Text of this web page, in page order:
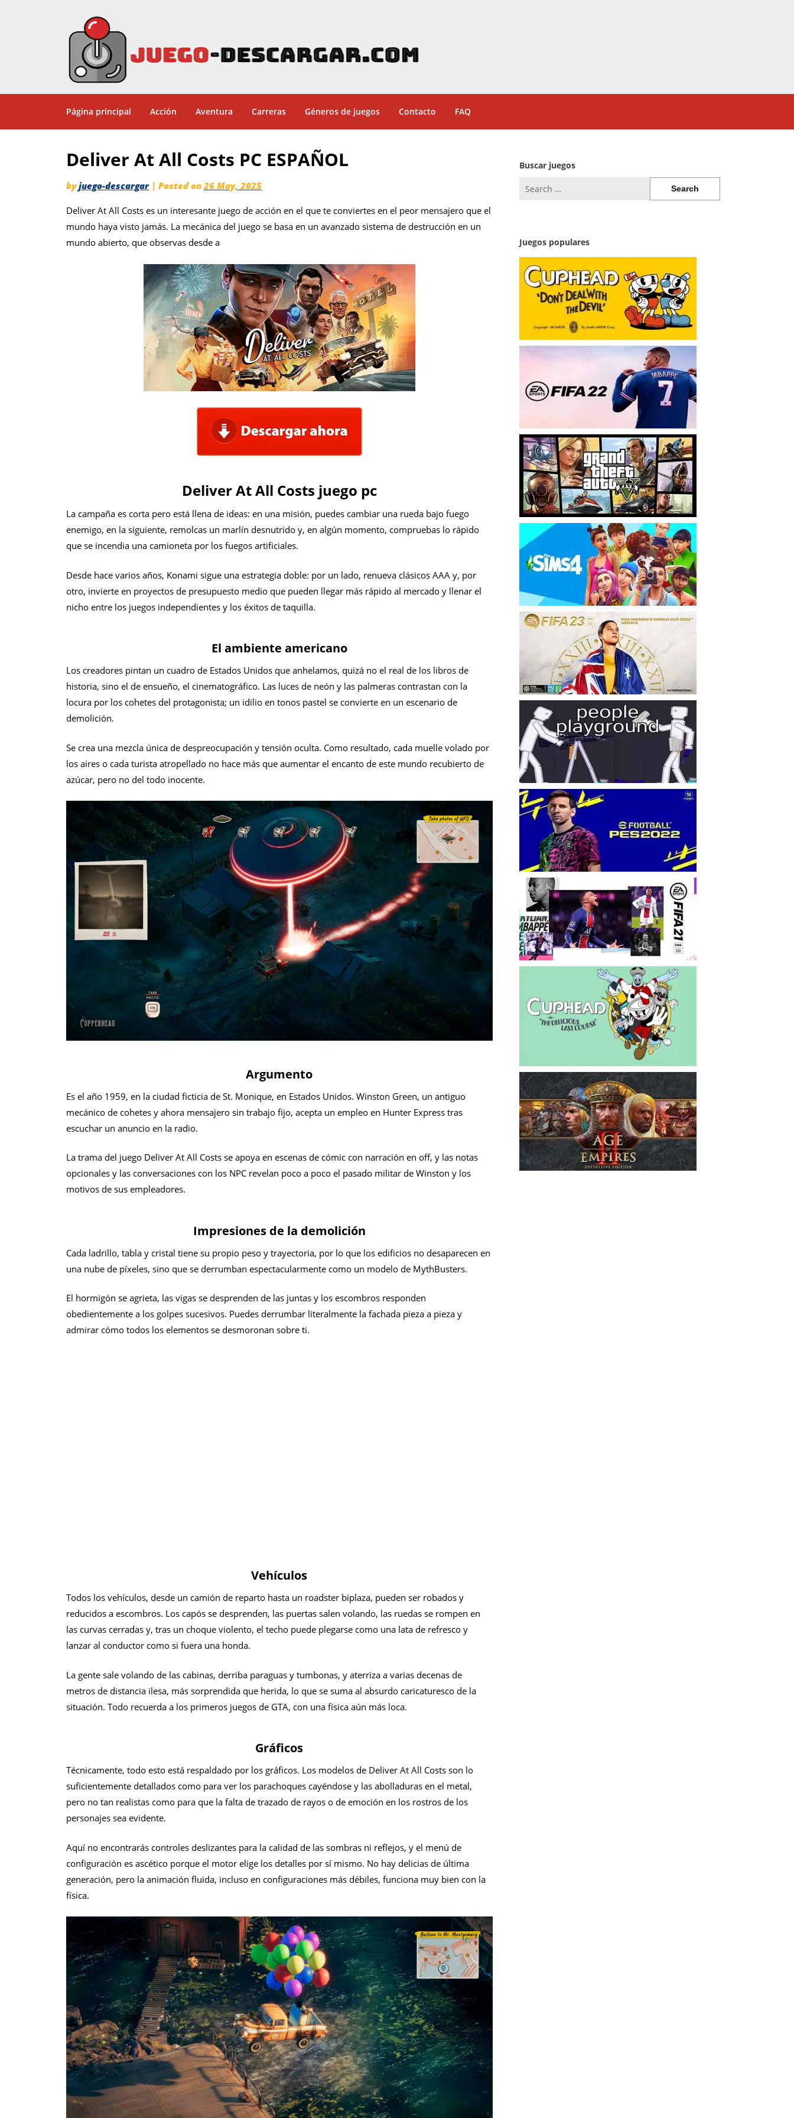
Página principal Acción Aventura Carreras Géneros de juegos Contacto FAQ
Deliver At All Costs PC ESPAÑOL
byjuego-descargar | Posted on26 May, 2025
Deliver At All Costs es un interesante juego de acción en el que te conviertes en el peor mensajero que el
mundo haya visto jamás. La mecánica del juego se basa en un avanzado sistema de destrucción en un
mundo abierto, que observas desde a
Deliver At All Costs juego pc
La campaña es corta pero está llena de ideas: en una misión, puedes cambiar una rueda bajo fuego
enemigo, en la siguiente, remolcas un marlín desnutrido y, en algún momento, compruebas lo rápido
que se incendia una camioneta por los fuegos artificiales.
Desde hace varios años, Konami sigue una estrategia doble: por un lado, renueva clásicos AAA y, por
otro, invierte en proyectos de presupuesto medio que pueden llegar más rápido al mercado y llenar el
nicho entre los juegos independientes y los éxitos de taquilla.
El ambiente americano
Los creadores pintan un cuadro de Estados Unidos que anhelamos, quizá no el real de los libros de
historia, sino el de ensueño, el cinematográfico. Las luces de neón y las palmeras contrastan con la
locura por los cohetes del protagonista; un idilio en tonos pastel se convierte en un escenario de
demolición.
Se crea una mezcla única de despreocupación y tensión oculta. Como resultado, cada muelle volado por
los aires o cada turista atropellado no hace más que aumentar el encanto de este mundo recubierto de
azúcar, pero no del todo inocente.
Argumento
Es el año 1959, en la ciudad ficticia de St. Monique, en Estados Unidos. Winston Green, un antiguo
mecánico de cohetes y ahora mensajero sin trabajo fijo, acepta un empleo en Hunter Express tras
escuchar un anuncio en la radio.
La trama del juego Deliver At All Costs se apoya en escenas de cómic con narración en off, y las notas
opcionales y las conversaciones con los NPC revelan poco a poco el pasado militar de Winston y los
motivos de sus empleadores.
Impresiones de la demolición
Cada ladrillo, tabla y cristal tiene su propio peso y trayectoria, por lo que los edificios no desaparecen en
una nube de píxeles, sino que se derrumban espectacularmente como un modelo de MythBusters.
El hormigón se agrieta, las vigas se desprenden de las juntas y los escombros responden
obedientemente a los golpes sucesivos. Puedes derrumbar literalmente la fachada pieza a pieza y
admirar cómo todos los elementos se desmoronan sobre ti.
Vehículos
Todos los vehículos, desde un camión de reparto hasta un roadster biplaza, pueden ser robados y
reducidos a escombros. Los capós se desprenden, las puertas salen volando, las ruedas se rompen en
las curvas cerradas y, tras un choque violento, el techo puede plegarse como una lata de refresco y
lanzar al conductor como si fuera una honda.
La gente sale volando de las cabinas, derriba paraguas y tumbonas, y aterriza a varias decenas de
metros de distancia ilesa, más sorprendida que herida, lo que se suma al absurdo caricaturesco de la
situación. Todo recuerda a los primeros juegos de GTA, con una física aún más loca.
Gráficos
Técnicamente, todo esto está respaldado por los gráficos. Los modelos de Deliver At All Costs son lo
suficientemente detallados como para ver los parachoques cayéndose y las abolladuras en el metal,
pero no tan realistas como para que la falta de trazado de rayos o de emoción en los rostros de los
personajes sea evidente.
Aquí no encontrarás controles deslizantes para la calidad de las sombras ni reflejos, y el menú de
configuración es ascético porque el motor elige los detalles por sí mismo. No hay delicias de última
generación, pero la animación fluida, incluso en configuraciones más débiles, funciona muy bien con la
física.
Buscar juegos
for:
Juegos populares